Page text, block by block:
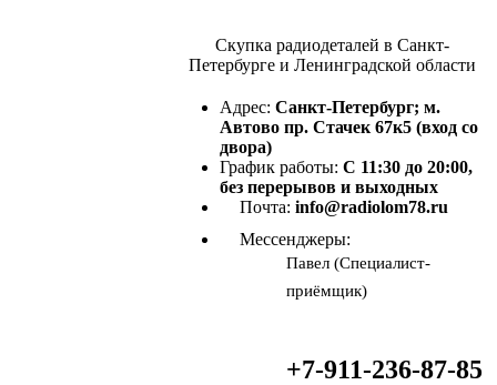
Скупка радиодеталей в Санкт-
Петербурге и Ленинградской области
Адрес: Санкт-Петербург; м.
Автово пр. Стачек 67к5 (вход со
двора)
График работы: С 11:30 до 20:00,
без перерывов и выходных
Почта: info@radiolom78.ru
Мессенджеры:
Павел (Специалист-
приёмщик)
+7-911-236-87-85